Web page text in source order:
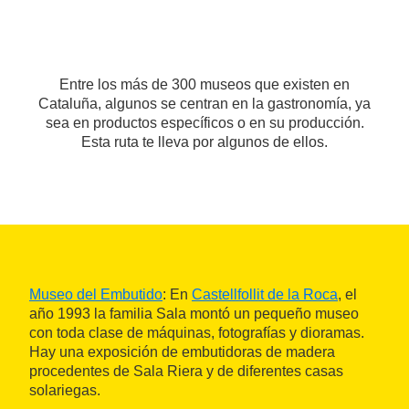
Entre los más de 300 museos que existen en
Cataluña, algunos se centran en la gastronomía, ya
sea en productos específicos o en su producción.
Esta ruta te lleva por algunos de ellos.
Museo del Embutido: En Castellfollit de la Roca, el
año 1993 la familia Sala montó un pequeño museo
con toda clase de máquinas, fotografías y dioramas.
Hay una exposición de embutidoras de madera
procedentes de Sala Riera y de diferentes casas
solariegas.